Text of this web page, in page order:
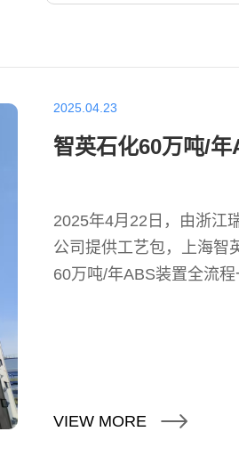
2025.04.23
智英石化60万吨/年
2025年4月22日，由浙江
公司提供工艺包，上海智
60万吨/年ABS装置全流程
VIEW MORE